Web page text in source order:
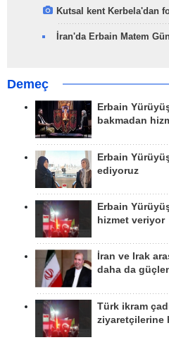
Kutsal kent Kerbela'dan
İran'da Erbain Matem
Demeç
Erbain
bakmadan
Erbain
ediyoruz
Erbain
hizmet veriyor
İran ve Irak
daha da
Türk ikram
ziyaretçilerine